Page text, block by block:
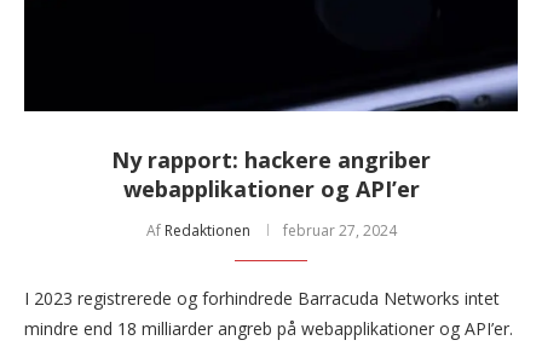
Ny rapport: hackere angriber
webapplikationer og API’er
Af Redaktionen februar 27, 2024
I 2023 registrerede og forhindrede Barracuda Networks intet
mindre end 18 milliarder angreb på webapplikationer og API’er.